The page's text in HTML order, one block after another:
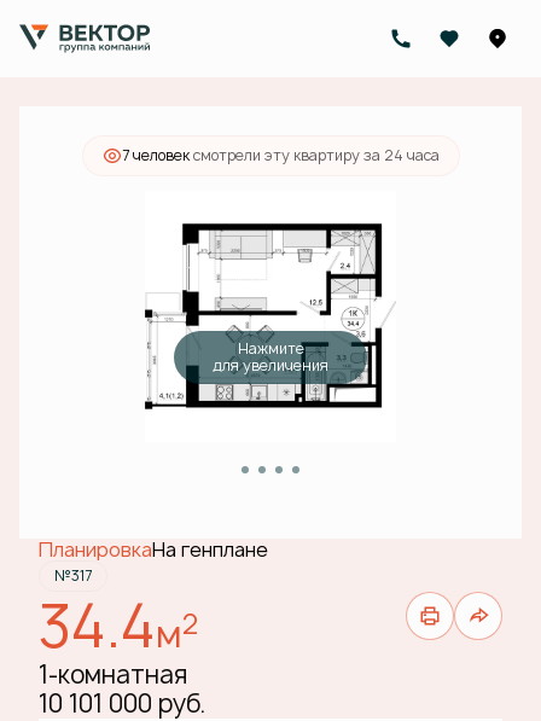
1-комнатная 10 101 000 руб.
Ипотекаот 32 112 руб./мес.
7 человексмотрели эту квартиру за 24 часа
Нажмите
для увеличения
ПланировкаНа генплане
№317
34.4м2
1-комнатная
10 101 000 руб.